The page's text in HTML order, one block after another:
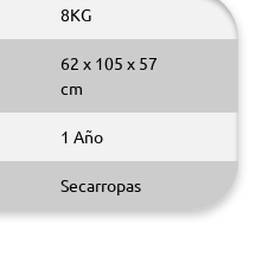
8KG
62 x 105 x 57
cm
1 Año
Secarropas